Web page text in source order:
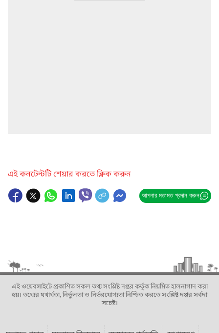
এই কনটেন্টটি শেয়ার করতে ক্লিক করুন
আপনার মতামত প্রদান করুন
এই ওয়েবসাইটে প্রকাশিত সকল তথ্য সংশ্লিষ্ট দপ্তর কর্তৃক নিয়মিত হালনাগাদ করা
হয়। তথ্যের যথার্থতা, নির্ভুলতা ও নির্ভরযোগ্যতা নিশ্চিত করতে সংশ্লিষ্ট দপ্তর সর্বদা
সচেষ্ট।